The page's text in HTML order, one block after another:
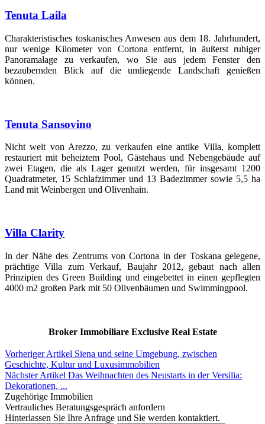
Tenuta Laila
Charakteristisches toskanisches Anwesen aus dem 18. Jahrhundert,
nur wenige Kilometer von Cortona entfernt, in äußerst ruhiger
Panoramalage zu verkaufen, wo Sie aus jedem Fenster den
bezaubernden Blick auf die umliegende Landschaft genießen
können.
Tenuta Sansovino
Nicht weit von Arezzo, zu verkaufen eine antike Villa, komplett
restauriert mit beheiztem Pool, Gästehaus und Nebengebäude auf
zwei Etagen, die als Lager genutzt werden, für insgesamt 1200
Quadratmeter, 15 Schlafzimmer und 13 Badezimmer sowie 5,5 ha
Land mit Weinbergen und Olivenhain.
Villa Clarity
In der Nähe des Zentrums von Cortona in der Toskana gelegene,
prächtige Villa zum Verkauf, Baujahr 2012, gebaut nach allen
Prinzipien des Green Building und eingebettet in einen gepflegten
4000 m2 großen Park mit 50 Olivenbäumen und Swimmingpool.
Broker Immobiliare Exclusive Real Estate
Vorheriger Artikel Siena und seine Umgebung, zwischen
Geschichte, Kultur und Luxusimmobilien
Nächster Artikel Das Weihnachten des Neustarts in der Versilia:
Dekorationen, ...
Zugehörige Immobilien
Vertrauliches Beratungsgespräch anfordern
Hinterlassen Sie Ihre Anfrage und Sie werden kontaktiert.